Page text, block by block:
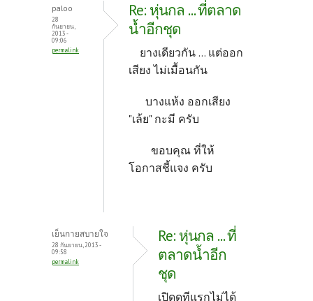
paloo
28
กันยายน,
2013 -
09:06
permalink
Re: หุ่นกล ... ที่ตลาด
น้ำอีกชุด
ยางเดียวกัน ... แต่ออก
เสียง ไม่เมื้อนกัน
บางแห้ง ออกเสียง
"เล้ย" กะมี ครับ
ขอบคุณ ที่ให้
โอกาสชี้แจง ครับ
เย็นกายสบายใจ
28 กันยายน, 2013 -
09:58
permalink
Re: หุ่นกล ... ที่
ตลาดน้ำอีก
ชุด
เปิดดูทีแรกไม่ได้